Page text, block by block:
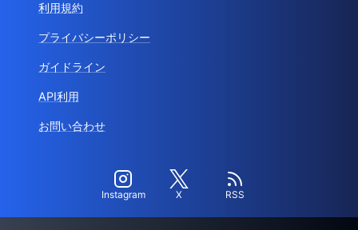
利用規約
プライバシーポリシー
ガイドライン
API利用
お問い合わせ
Instagram X RSS